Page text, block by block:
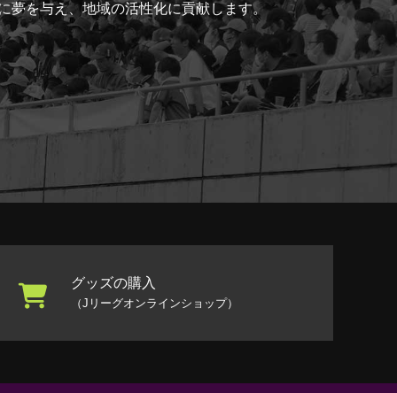
夢を与え、地域の活性化に貢献します。
グッズの購入
（Jリーグオンラインショップ）